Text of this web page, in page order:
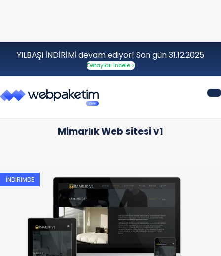
YILBAŞI İNDİRİMİ devam ediyor! Son gün 31.12.2025
Detayları İncele >
Mimarlık Web sitesi v1
İNDIRIMDE